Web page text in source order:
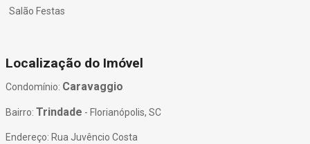
Salão Festas
Localização do Imóvel
Condomínio: Caravaggio
Bairro: Trindade - Florianópolis, SC
Endereço: Rua Juvêncio Costa